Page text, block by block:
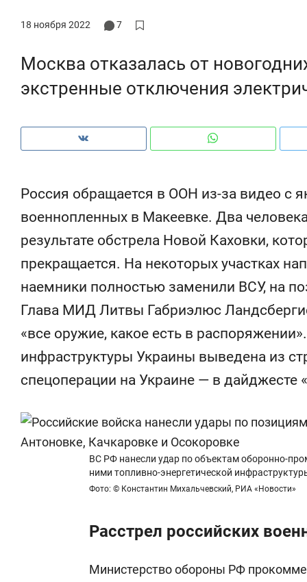
18 ноября 2022 7
Москва отказалась от
экстренные отключения
Россия обращается в ООН из-за видео с
военнопленных в Макеевке. Два
результате обстрела Новой Каховки,
прекращается. На некоторых участках
наемники полностью заменили ВСУ, на
Глава МИД Литвы Габриэлюс
«все оружие, какое есть в
инфраструктуры Украины выведена из
спецоперации на Украине — в дайджесте
ВС РФ нанесли удар по объектам оборонно-
ними топливно-энергетической
Фото: © Константин Михальчевский, РИА «Новости»
Расстрел российских
Министерство обороны РФ
Рекомендуем
Опыт выживания в дикой
природе, работа
с ментальным и физическим
состоянием как основа
антихрупких команд
Рекомендуем
Мексика,
и вагон с
в